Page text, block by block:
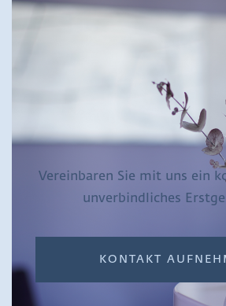
Vereinbaren Sie mit uns ein
unverbindliches
KONTAKT